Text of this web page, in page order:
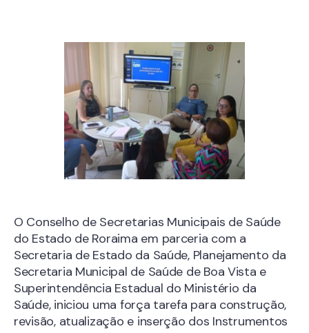
O Conselho de Secretarias Municipais de Saúde
do Estado de Roraima em parceria com a
Secretaria de Estado da Saúde, Planejamento da
Secretaria Municipal de Saúde de Boa Vista e
Superintendência Estadual do Ministério da
Saúde, iniciou uma força tarefa para construção,
revisão, atualização e inserção dos Instrumentos